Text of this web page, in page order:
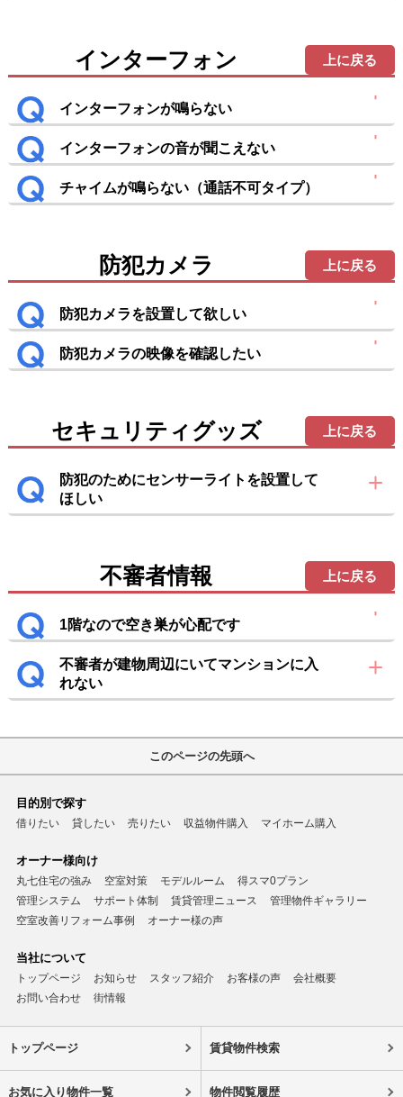
インターフォン 上に戻る
インターフォンが鳴らない
インターフォンの音が聞こえない
チャイムが鳴らない（通話不可タイプ）
防犯カメラ 上に戻る
防犯カメラを設置して欲しい
防犯カメラの映像を確認したい
セキュリティグッズ 上に戻る
防犯のためにセンサーライトを設置して
ほしい
不審者情報 上に戻る
1階なので空き巣が心配です
不審者が建物周辺にいてマンションに入
れない
このページの先頭へ
目的別で探す
借りたい 貸したい 売りたい 収益物件購入 マイホーム購入
オーナー様向け
丸七住宅の強み 空室対策 モデルルーム
得スマ0プラン
管理システム
サポート体制 賃貸管理ニュース
管理物件ギャラリー
空室改善リフォーム事例
オーナー様の声
当社について
トップページ お知らせ スタッフ紹介 お客様の声
会社概要
お問い合わせ
街情報
トップページ 賃貸物件検索
お気に入り物件一覧 物件閲覧履歴